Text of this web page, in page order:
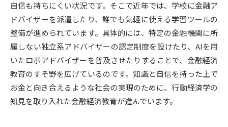
新生活お役立ちガイド
学問発見 学問検索
大学で学びたい学問発見
自信も持ちにくい状況です。そこで近年では、学校に金融ア
ドバイザーを派遣したり、誰でも気軽に使える学習ツールの
整備が進められています。具体的には、特定の金融機関に所
属しない独立系アドバイザーの認定制度を設けたり、AIを用
いたロボアドバイザーを普及させたりすることで、金融経済
教育のすそ野を広げているのです。知識と自信を持った上で
お金と向き合えるような社会の実現のために、行動経済学の
知見を取り入れた金融経済教育が進んでいます。